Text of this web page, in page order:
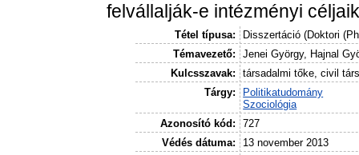
felvállalják-e intézményi
Tétel típusa:
Disszertáció (Doktori
Témavezető:
Jenei György, Hajnal
Kulcsszavak:
társadalmi tőke, civil
Tárgy:
Politikatudomány
Szociológia
Azonosító kód:
727
Védés dátuma:
13 november 2013